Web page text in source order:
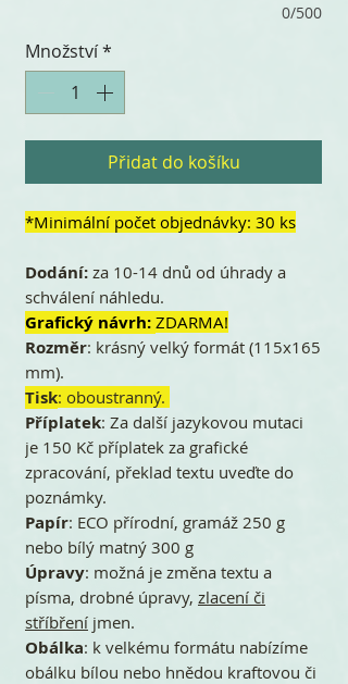
0/500
Množství*
Přidat do košíku
*Minimální počet objednávky: 30 ks
Dodání: za 10-14 dnů od úhrady a
schválení náhledu.
Grafický návrh: ZDARMA!
Rozměr: krásný velký formát (115x165
mm).
Tisk: oboustranný.
Příplatek: Za další jazykovou mutaci
je 150 Kč příplatek za grafické
zpracování, překlad textu uveďte do
poznámky.
Papír: ECO přírodní, gramáž 250 g
nebo bílý matný 300 g
Úpravy: možná je změna textu a
písma, drobné úpravy, zlacení či
stříbření jmen.
Obálka: k velkému formátu nabízíme
obálku bílou nebo hnědou kraftovou či